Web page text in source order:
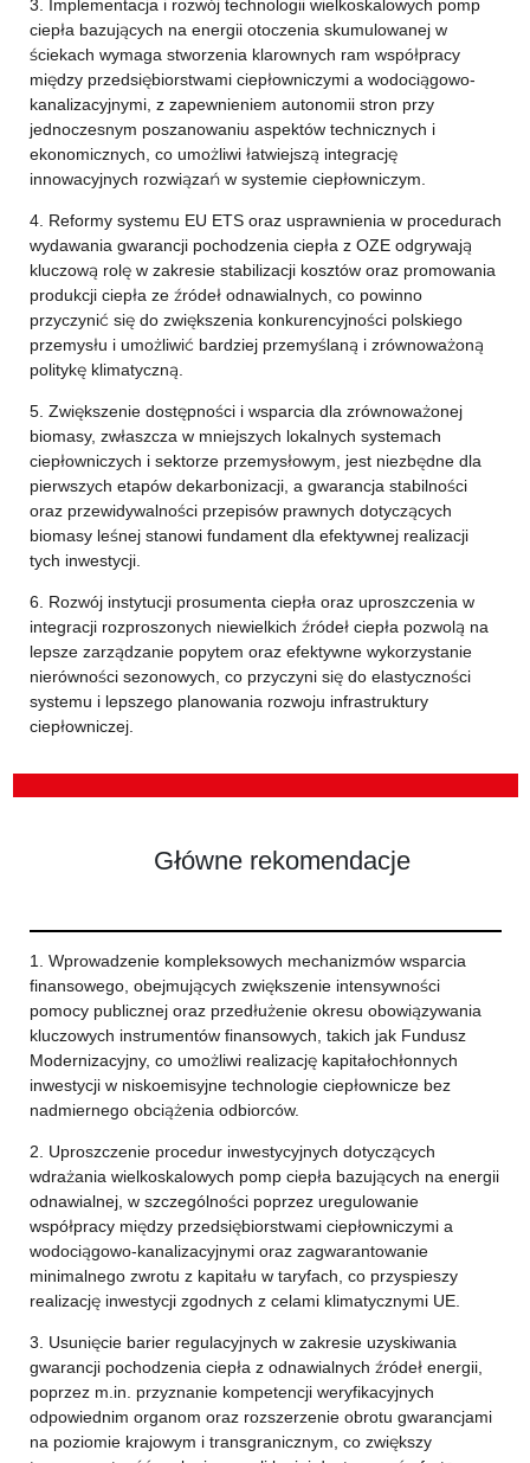
3. Implementacja i rozwój technologii wielkoskalowych pomp
ciepła bazujących na energii otoczenia skumulowanej w
ściekach wymaga stworzenia klarownych ram współpracy
między przedsiębiorstwami ciepłowniczymi a wodociągowo-
kanalizacyjnymi, z zapewnieniem autonomii stron przy
jednoczesnym poszanowaniu aspektów technicznych i
ekonomicznych, co umożliwi łatwiejszą integrację
innowacyjnych rozwiązań w systemie ciepłowniczym.
4. Reformy systemu EU ETS oraz usprawnienia w procedurach
wydawania gwarancji pochodzenia ciepła z OZE odgrywają
kluczową rolę w zakresie stabilizacji kosztów oraz promowania
produkcji ciepła ze źródeł odnawialnych, co powinno
przyczynić się do zwiększenia konkurencyjności polskiego
przemysłu i umożliwić bardziej przemyślaną i zrównoważoną
politykę klimatyczną.
5. Zwiększenie dostępności i wsparcia dla zrównoważonej
biomasy, zwłaszcza w mniejszych lokalnych systemach
ciepłowniczych i sektorze przemysłowym, jest niezbędne dla
pierwszych etapów dekarbonizacji, a gwarancja stabilności
oraz przewidywalności przepisów prawnych dotyczących
biomasy leśnej stanowi fundament dla efektywnej realizacji
tych inwestycji.
6. Rozwój instytucji prosumenta ciepła oraz uproszczenia w
integracji rozproszonych niewielkich źródeł ciepła pozwolą na
lepsze zarządzanie popytem oraz efektywne wykorzystanie
nierówności sezonowych, co przyczyni się do elastyczności
systemu i lepszego planowania rozwoju infrastruktury
ciepłowniczej.
Główne rekomendacje
1. Wprowadzenie kompleksowych mechanizmów wsparcia
finansowego, obejmujących zwiększenie intensywności
pomocy publicznej oraz przedłużenie okresu obowiązywania
kluczowych instrumentów finansowych, takich jak Fundusz
Modernizacyjny, co umożliwi realizację kapitałochłonnych
inwestycji w niskoemisyjne technologie ciepłownicze bez
nadmiernego obciążenia odbiorców.
2. Uproszczenie procedur inwestycyjnych dotyczących
wdrażania wielkoskalowych pomp ciepła bazujących na energii
odnawialnej, w szczególności poprzez uregulowanie
współpracy między przedsiębiorstwami ciepłowniczymi a
wodociągowo-kanalizacyjnymi oraz zagwarantowanie
minimalnego zwrotu z kapitału w taryfach, co przyspieszy
realizację inwestycji zgodnych z celami klimatycznymi UE.
3. Usunięcie barier regulacyjnych w zakresie uzyskiwania
gwarancji pochodzenia ciepła z odnawialnych źródeł energii,
poprzez m.in. przyznanie kompetencji weryfikacyjnych
odpowiednim organom oraz rozszerzenie obrotu gwarancjami
na poziomie krajowym i transgranicznym, co zwiększy